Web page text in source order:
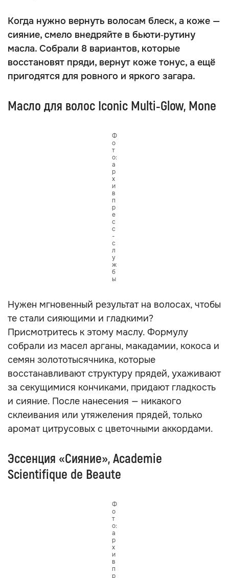
Когда нужно вернуть волосам блеск, а коже —
сияние, смело внедряйте в бьюти‑рутину
масла. Собрали 8 вариантов, которые
восстановят пряди, вернут коже тонус, а ещё
пригодятся для ровного и яркого загара.
Масло для волос Iconic Multi‑Glow, Mone
Ф
о
т
о:
а
р
х
и
в
п
р
е
с
с
-
с
л
у
ж
б
ы
Нужен мгновенный результат на волосах, чтобы
те стали сияющими и гладкими?
Присмотритесь к этому маслу. Формулу
собрали из масел арганы, макадамии, кокоса и
семян золототысячника, которые
восстанавливают структуру прядей, ухаживают
за секущимися кончиками, придают гладкость
и сияние. После нанесения — никакого
склеивания или утяжеления прядей, только
аромат цитрусовых с цветочными аккордами.
Эссенция «Сияние», Academie
Scientifique de Beaute
Ф
о
т
о:
а
р
х
и
в
п
р